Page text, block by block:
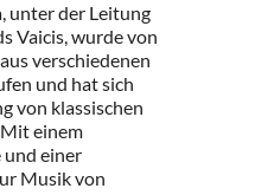
unter der Leitung
Vaicis, wurde von
verschiedenen
und hat sich
von klassischen
einem
einer
Musik von